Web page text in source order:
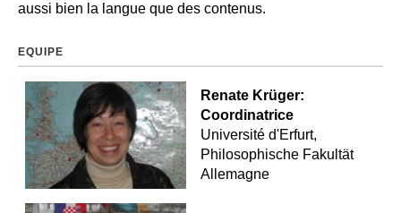
aussi bien la langue que des contenus.
EQUIPE
Renate Krüger:
Coordinatrice
Université d'Erfurt,
Philosophische Fakultät
Allemagne